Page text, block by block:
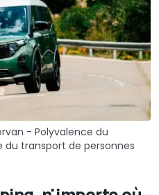
- Polyvalence du
transport de personnes